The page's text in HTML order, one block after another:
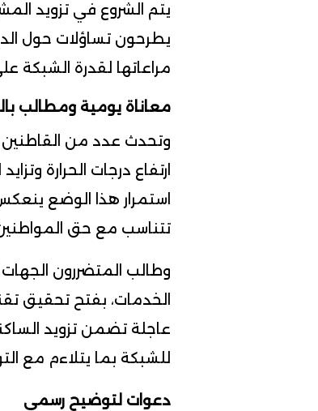
يتم الشروع في تزويد
يطرحون تساؤلات حول
مراعاتها لقدرة الشبكة
معاناة يومية ومطالب
وتحدث عدد من القاطنين
ارتفاع درجات الحرارة
استمرار هذا الوضع
تتناسب مع حق
وطالب المتضررون
الخدمات، بفتح تحقيق
عاجلة تضمن تزويد
للشبكة بما يتلاءم مع
دعوات لتوضيح رسمي